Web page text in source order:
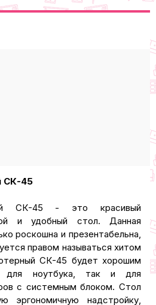
СК-45
СК-45 - это красивый
и удобный стол. Данная
роскошна и презентабельна,
правом называться хитом
СК-45 будет хорошим
для ноутбука, так и для
с системным блоком. Стол
эргономичную надстройку,